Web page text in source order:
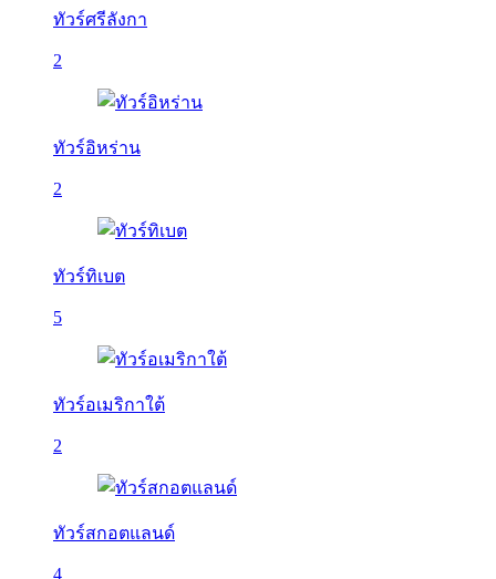
ทัวร์ศรีลังกา
2
ทัวร์อิหร่าน
2
ทัวร์ทิเบต
5
ทัวร์อเมริกาใต้
2
ทัวร์สกอตแลนด์
4